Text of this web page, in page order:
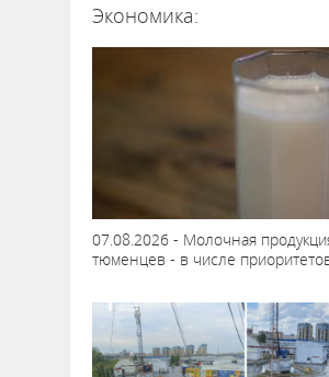
Экономика:
07.08.2026 - Молочная
тюменцев - в числе